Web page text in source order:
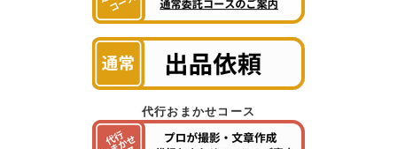
代行おまかせコース